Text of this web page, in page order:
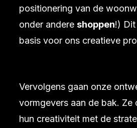
positionering van de
onder andere shoppen!)
basis voor ons creatieve
Vervolgens gaan onze
vormgevers aan de bak. Ze
hun creativiteit met de